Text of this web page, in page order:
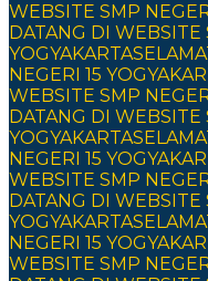
WEBSITE SMP
DATANG DI WEBSITE
YOGYAKARTA
NEGERI 15
WEBSITE SMP
DATANG DI WEBSITE
YOGYAKARTA
NEGERI 15
WEBSITE SMP
DATANG DI WEBSITE
YOGYAKARTA
NEGERI 15
WEBSITE SMP